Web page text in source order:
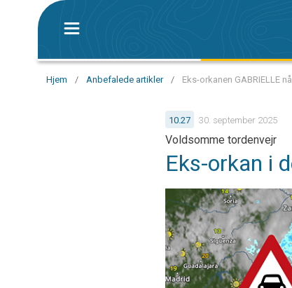
Hjem / Anbefalede artikler / Eks-orkanen GABRIELLE
10.27 30. september 2025
Voldsomme tordenvejr
Eks-orkan i